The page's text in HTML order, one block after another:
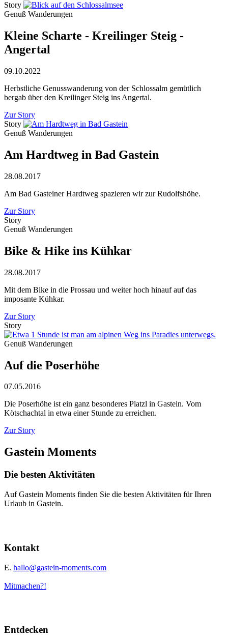
Story
Genuß Wanderungen
Kleine Scharte - Kreilinger Steig -
Angertal
09.10.2022
Herbstliche Genusswanderung von der Schlossalm gemütlich
bergab über den Kreilinger Steig ins Angertal.
Zur Story
Story
Genuß Wanderungen
Am Hardtweg in Bad Gastein
28.08.2017
Am Bad Gasteiner Hardtweg spazieren wir zur Rudolfshöhe.
Zur Story
Story
Genuß Wanderungen
Bike & Hike ins Kühkar
28.08.2017
Mit dem Bike in die Prossau und weiter hoch hinauf auf das
imposante Kühkar.
Zur Story
Story
Genuß Wanderungen
Auf die Poserhöhe
07.05.2016
Die Poserhöhe ist ein ganz besonderes Platzl in Gastein. Vom
Kötschachtal in etwa einer Stunde zu erreichen.
Zur Story
Gastein Moments
Die besten Aktivitäten
Auf Gastein Moments finden Sie die besten Aktivitäten für Ihren
Urlaub in Gastein.
Kontakt
E. hallo@gastein-moments.com
Mitmachen?!
Entdecken